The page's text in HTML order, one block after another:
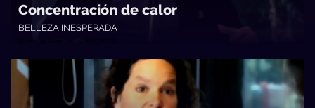
Concentración de calor
BELLEZA INESPERADA
Quién te Dice • 02/10/2024